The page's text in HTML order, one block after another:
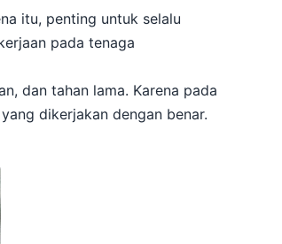
itu, penting untuk selalu
pada tenaga
dan tahan lama. Karena pada
dikerjakan dengan benar.